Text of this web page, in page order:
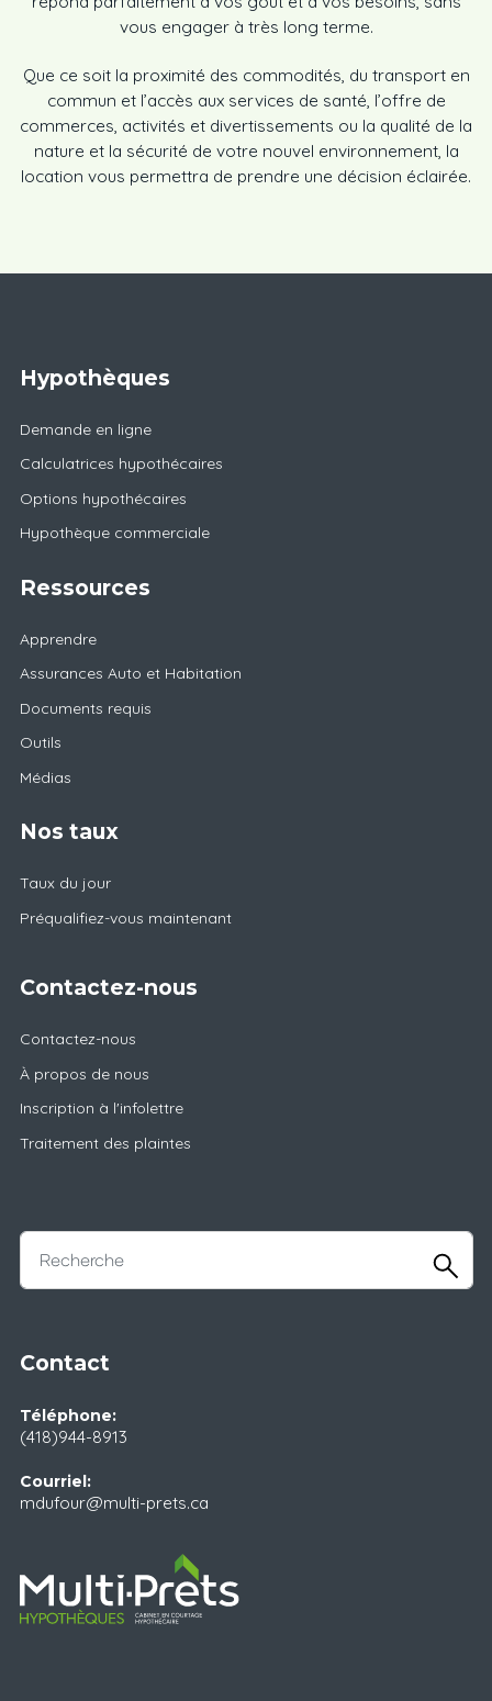
vous engager à très long terme.
Que ce soit la proximité des commodités, du transport en
commun et l’accès aux services de santé, l’offre de
commerces, activités et divertissements ou la qualité de la
nature et la sécurité de votre nouvel environnement, la
location vous permettra de prendre une décision éclairée.
Hypothèques
Demande en ligne
Calculatrices hypothécaires
Options hypothécaires
Hypothèque commerciale
Ressources
Apprendre
Assurances Auto et Habitation
Documents requis
Outils
Médias
Nos taux
Taux du jour
Préqualifiez-vous maintenant
Contactez-nous
Contactez-nous
À propos de nous
Inscription à l'infolettre
Traitement des plaintes
Contact
Téléphone:
(418)944-8913
Courriel:
mdufour@multi-prets.ca